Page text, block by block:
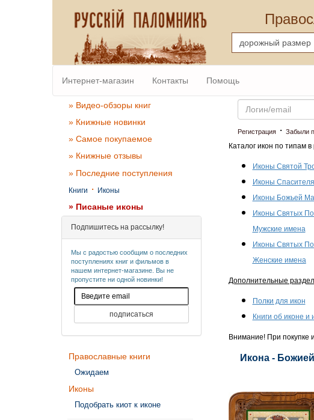
Интернет-магазин Контакты Помощь
» Видео-обзоры книг
» Книжные новинки
» Самое покупаемое
» Книжные отзывы
» Последние поступления
Книги · Иконы
» Писаные иконы
Подпишитесь на рассылку!
Мы с радостью сообщим о последних
поступлениях книг и фильмов в
нашем интернет-магазине. Вы не
пропустите ни одной новинки!
Православные книги
Ожидаем
Иконы
Подобрать киот к иконе
Email
Регистрация· Забыли
Каталог икон по типам
Иконы Святой
Иконы Спасителя
Иконы Божьей
Иконы Святых
Мужские имена
Иконы Святых
Женские имена
Дополнительные
Полки для икон
Книги об иконе и
Внимание! При покупке
Икона -